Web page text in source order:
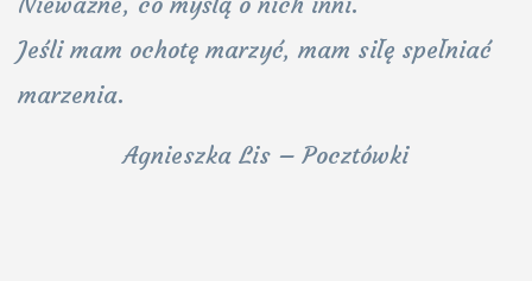
Jeśli mam ochotę marzyć, mam siłę spełniać
marzenia.
Agnieszka Lis – Pocztówki